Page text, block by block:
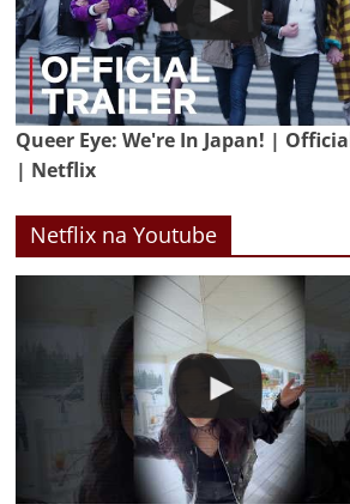
Queer Eye: We're In Japan! |
| Netflix
Netflix na Youtube